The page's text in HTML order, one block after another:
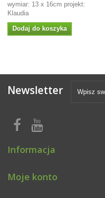
wymiar: 13 x 16cm projekt:
Klaudia
Dodaj do koszyka
Newsletter
Informacja
Moje konto